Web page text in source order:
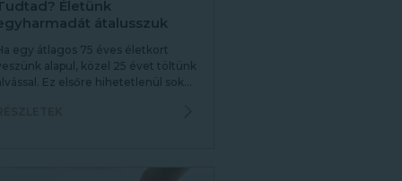
Életünk
átalusszuk
egy átlagos 75 éves életkort
alapul, közel 25 évet töltünk
Ez elsőre hihetetlenül sok...